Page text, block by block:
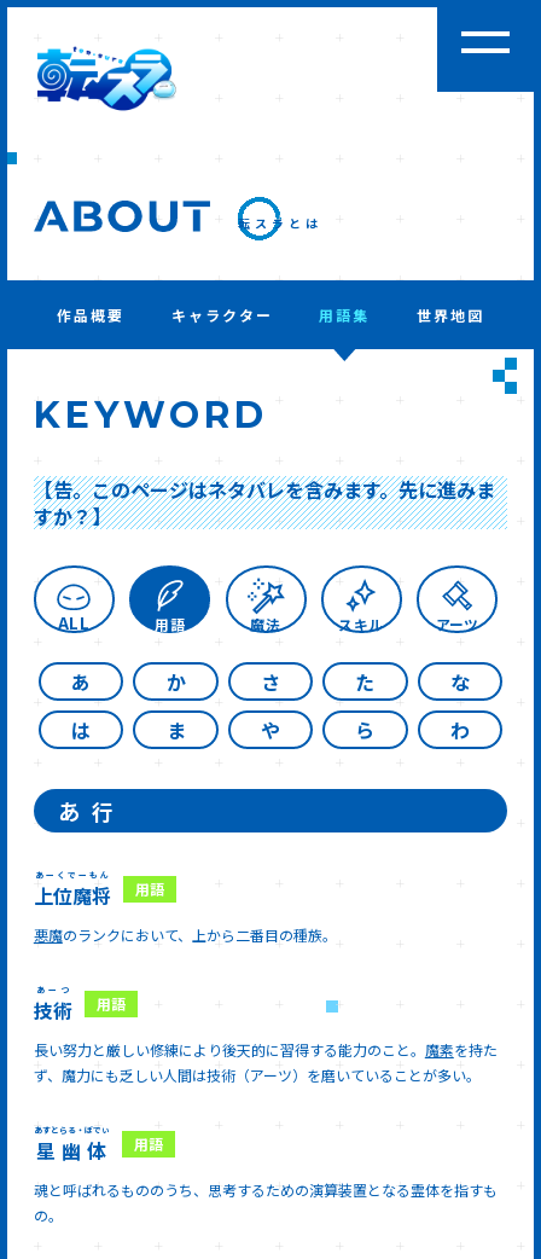
転スラとは
作品概要 キャラクター 用語集 世界地図
KEYWORD
【告。このページはネタバレを含みます。先に進みま
すか？】
ALL 用語 魔法 スキル アーツ
あ か さ た
な
は
ま や ら わ
あ 行
上位魔将
あーくでーもん
悪魔のランクにおいて、上から二番目の種族。
技術
あーつ
長い努力と厳しい修練により後天的に習得する能力のこと。 魔素を持た
ず、魔力にも乏しい人間は技術（アーツ）を磨いていることが多い。
星幽体
あすとらる・ぼでぃ
魂と呼ばれるもののうち、思考するための演算装置となる霊体を指すも
の。